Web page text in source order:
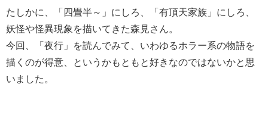
たしかに、「四畳半～」にしろ、「有頂天家族」にしろ、
妖怪や怪異現象を描いてきた森見さん。
今回、「夜行」を読んでみて、いわゆるホラー系の物語を
描くのが得意、というかもともと好きなのではないかと思
いました。